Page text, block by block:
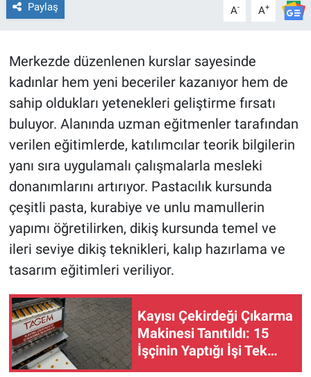
Paylaş A- A+
Merkezde düzenlenen kurslar sayesinde
kadınlar hem yeni beceriler kazanıyor hem de
sahip oldukları yetenekleri geliştirme fırsatı
buluyor. Alanında uzman eğitmenler tarafından
verilen eğitimlerde, katılımcılar teorik bilgilerin
yanı sıra uygulamalı çalışmalarla mesleki
donanımlarını artırıyor. Pastacılık kursunda
çeşitli pasta, kurabiye ve unlu mamullerin
yapımı öğretilirken, dikiş kursunda temel ve
ileri seviye dikiş teknikleri, kalıp hazırlama ve
tasarım eğitimleri veriliyor.
Kayısı Çekirdeği Çıkarma
Makinesi Tanıtıldı: 15
İşçinin Yaptığı İşi Tek
Başına Yapıyor